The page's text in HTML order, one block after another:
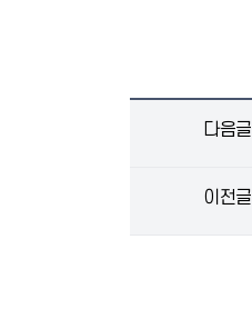
다음글
이전글